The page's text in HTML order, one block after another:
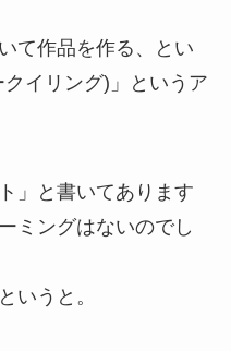
て作品を作る、とい
イリング)」というア
」と書いてあります
ミングはないのでし
いうと。